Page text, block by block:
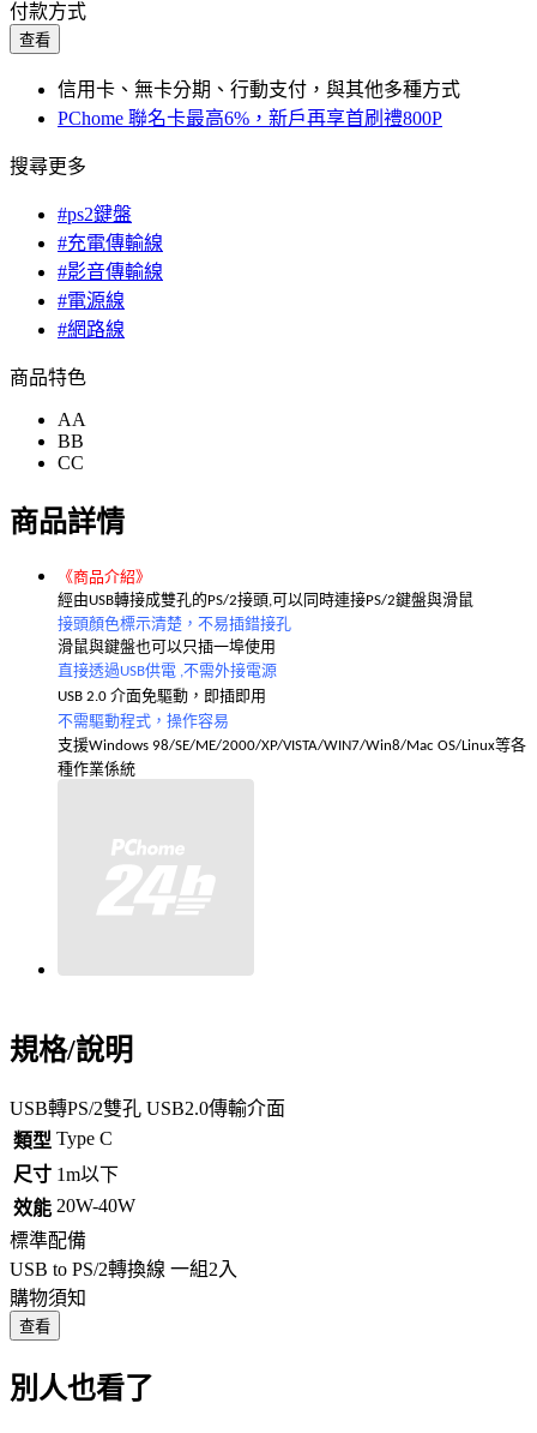
付款方式
查看
信用卡、無卡分期、行動支付，與其他多種方式
PChome 聯名卡最高6%，新戶再享首刷禮800P
搜尋更多
#ps2鍵盤
#充電傳輸線
#影音傳輸線
#電源線
#網路線
商品特色
AA
BB
CC
商品詳情
《商品介紹》
經由USB轉接成雙孔的PS/2接頭,可以同時連接PS/2鍵盤與滑鼠
接頭顏色標示清楚，不易插錯接孔
滑鼠與鍵盤也可 以只插一埠使用
直接透過USB供電 ,不需外接電源
USB 2.0 介面免驅動，即插即用
不需驅動程式， 操作容易
支援Windows 98/SE/ME/2000/XP/VISTA/WIN7/Win8/Mac OS/Linux等各
種作業係統
規格/說明
USB轉PS/2雙孔 USB2.0傳輸介面
類型 Type C
尺寸 1m以下
效能 20W-40W
標準配備
USB to PS/2轉換線 一組2入
購物須知
查看
別人也看了